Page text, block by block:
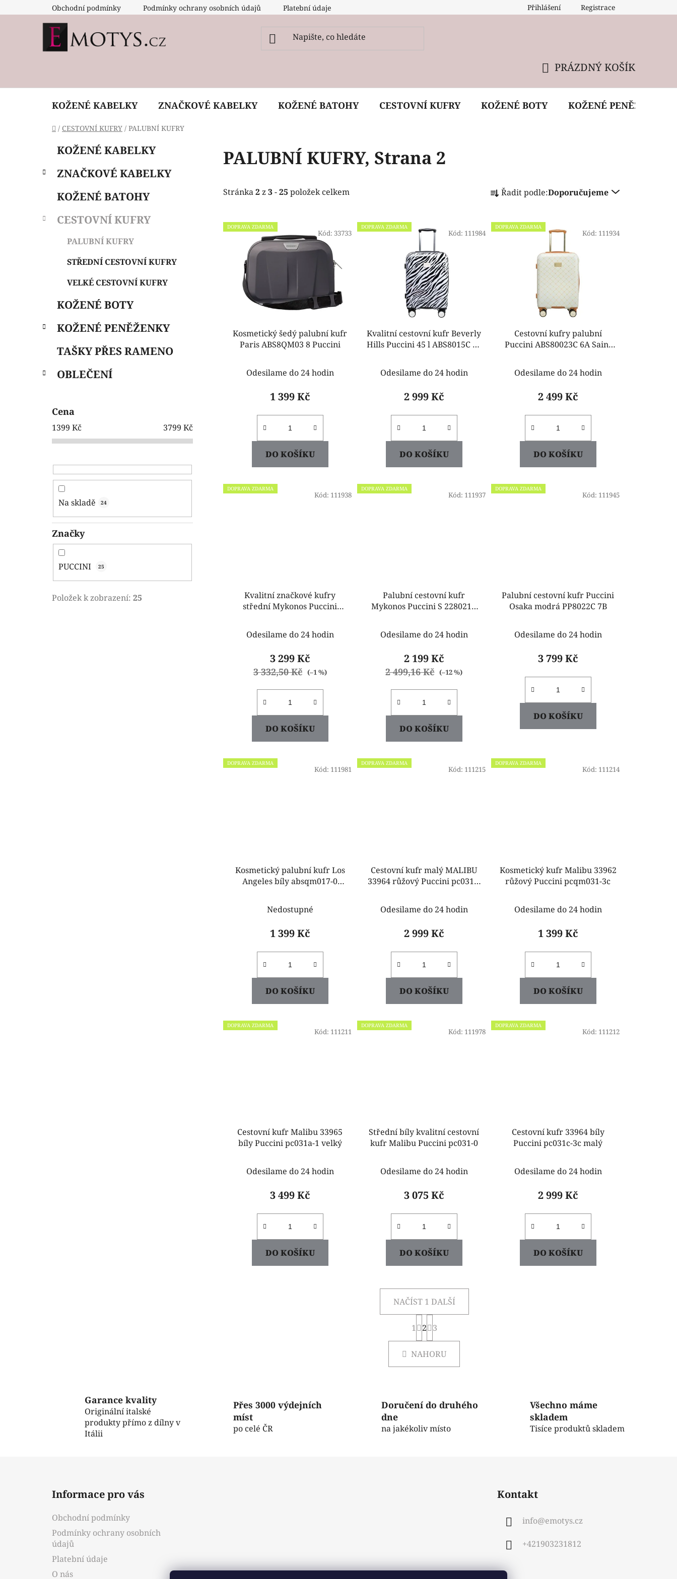
na
Obchodní podmínky Podmínky ochrany osobních údajů Platební údaje Reklamační podmínky
Přihlášení Registrace
KOŠÍK
PRÁZDNÝ KOŠÍK
KOŽENÉ KABELKY ZNAČKOVÉ KABELKY KOŽENÉ BATOHY CESTOVNÍ KUFRY KOŽENÉ BOTY KOŽENÉ PENĚŽENKY
Domů
/ CESTOVNÍ KUFRY / PALUBNÍ KUFRY
s
n
Přeskočit
kategorie
e
i
KOŽENÉ KABELKY
ZNAČKOVÉ KABELKY
KOŽENÉ BATOHY
CESTOVNÍ KUFRY
PALUBNÍ KUFRY
STŘEDNÍ CESTOVNÍ KUFRY
VELKÉ CESTOVNÍ KUFRY
KOŽENÉ BOTY
KOŽENÉ PENĚŽENKY
TAŠKY PŘES RAMENO
OBLEČENÍ
Cena
1399 Kč 3799 Kč
Na skladě 24
Značky
PUCCINI 25
Položek k zobrazení: 25
PALUBNÍ KUFRY, Strana 2
Stránka2z3-25 položek celkem a
e
n
Řadit podle:Doporučujeme
V
ý
DOPRAVA ZDARMA
Kosmetický šedý palubní kufr
Paris ABS8QM03 8 Puccini
Odesilame do 24 hodin
1 399 Kč
DO KOŠÍKU
Kód: 33733
DOPRAVA ZDARMA
Kvalitní cestovní kufr Beverly
Hills Puccini 45 l ABS8015C 10
Odesilame do 24 hodin
2 999 Kč
DO KOŠÍKU
Kód: 111984
DOPRAVA ZDARMA
Cestovní kufry palubní
Puccini ABS80023C 6A Saint
Odesilame do 24 hodin
2 499 Kč
DO KOŠÍKU
Kód: 111934
DOPRAVA ZDARMA
Kvalitní značkové kufry
střední Mykonos Puccini
Odesilame do 24 hodin
3 299 Kč
3 332,50 Kč (–1 %)
DO KOŠÍKU
Kód: 111938
DOPRAVA ZDARMA
Palubní cestovní kufr
Mykonos Puccini S 228021C
Odesilame do 24 hodin
2 199 Kč
2 499,16 Kč (–12 %)
DO KOŠÍKU
Kód: 111937
DOPRAVA ZDARMA
Palubní cestovní kufr Puccini
Osaka modrá PP8022C 7B
Odesilame do 24 hodin
3 799 Kč
DO KOŠÍKU
Kód: 111945
DOPRAVA ZDARMA
Kosmetický palubní kufr Los
Angeles bíly absqm017-0
Nedostupné
1 399 Kč
DO KOŠÍKU
Kód: 111981
DOPRAVA ZDARMA
Cestovní kufr malý MALIBU
33964 růžový Puccini pc031c-
Odesilame do 24 hodin
2 999 Kč
DO KOŠÍKU
Kód: 111215
DOPRAVA ZDARMA
Kosmetický kufr Malibu 33962
růžový Puccini pcqm031-3c
Odesilame do 24 hodin
1 399 Kč
DO KOŠÍKU
Kód: 111214
DOPRAVA ZDARMA
Cestovní kufr Malibu 33965
bíly Puccini pc031a-1 velký
Odesilame do 24 hodin
3 499 Kč
DO KOŠÍKU
Kód: 111211
DOPRAVA ZDARMA
Střední bíly kvalitní cestovní
kufr Malibu Puccini pc031-0
Odesilame do 24 hodin
3 075 Kč
DO KOŠÍKU
Kód: 111978
DOPRAVA ZDARMA
Cestovní kufr 33964 bíly
Puccini pc031c-3c malý
Odesilame do 24 hodin
2 999 Kč
DO KOŠÍKU
Kód: 111212
O
v
l
á
c
í
r
NAČÍST 1 DALŠÍ
S
t
r
n
k
n
1 2 3
NAHORU
Garance kvality
Originální italské
produkty přímo z dílny v
Itálii
Přes 3000 výdejních
míst
po celé ČR
Doručení do druhého
dne
na jakékoliv místo
Všechno máme
skladem
Tisíce produktů skladem
Informace pro vás
Obchodní podmínky
Podmínky ochrany osobních
údajů
Platební údaje
O nás
Kontakt
info@emotys.cz
+421903231812